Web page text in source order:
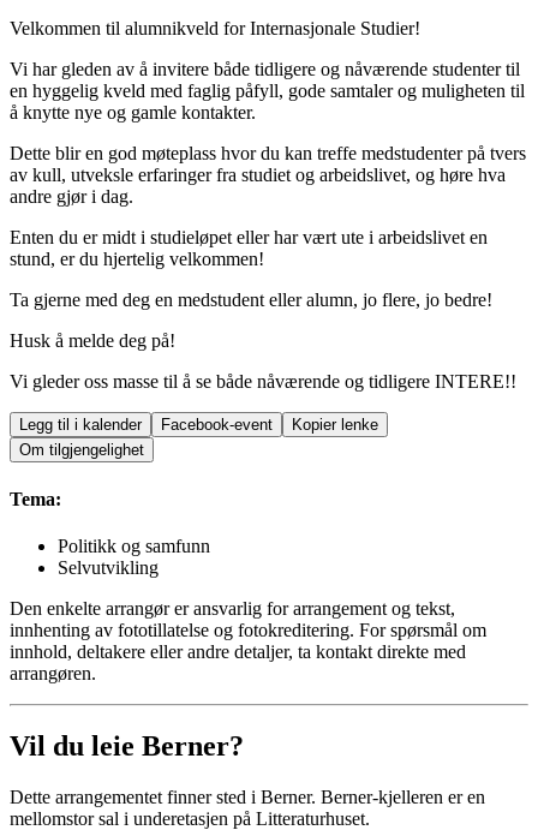
Velkommen til alumnikveld for Internasjonale Studier!
Vi har gleden av å invitere både tidligere og nåværende studenter til
en hyggelig kveld med faglig påfyll, gode samtaler og muligheten til
å knytte nye og gamle kontakter.
Dette blir en god møteplass hvor du kan treffe medstudenter på tvers
av kull, utveksle erfaringer fra studiet og arbeidslivet, og høre hva
andre gjør i dag.
Enten du er midt i studieløpet eller har vært ute i arbeidslivet en
stund, er du hjertelig velkommen!
Ta gjerne med deg en medstudent eller alumn, jo flere, jo bedre!
Husk å melde deg på!
Vi gleder oss masse til å se både nåværende og tidligere INTERE!!
Legg til i kalender Facebook-event
Kopier lenke
Om tilgjengelighet
Tema:
Politikk og samfunn
Selvutvikling
Den enkelte arrangør er ansvarlig for arrangement og tekst,
innhenting av fototillatelse og fotokreditering. For spørsmål om
innhold, deltakere eller andre detaljer, ta kontakt direkte med
arrangøren.
Vil du leie Berner?
Dette arrangementet finner sted i Berner. Berner-kjelleren er en
mellomstor sal i underetasjen på Litteraturhuset.